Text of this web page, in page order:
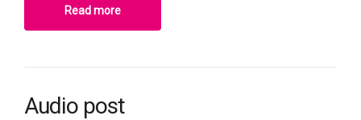
Read more
Audio post